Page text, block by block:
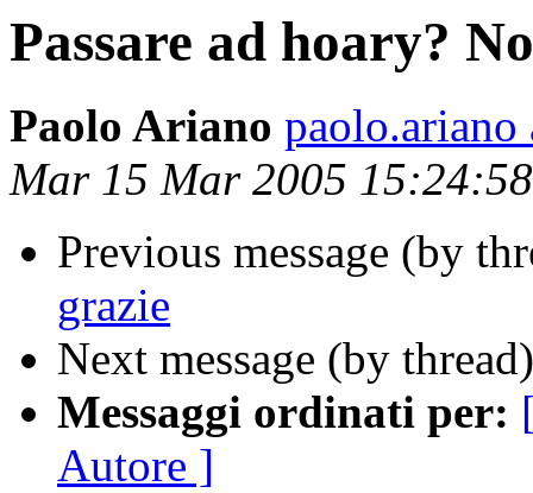
Passare ad hoary?
Paolo Ariano
Mar 15 Mar 2005
Previous message (by
grazie
Next message (by
Messaggi ordinati per:
Autore ]